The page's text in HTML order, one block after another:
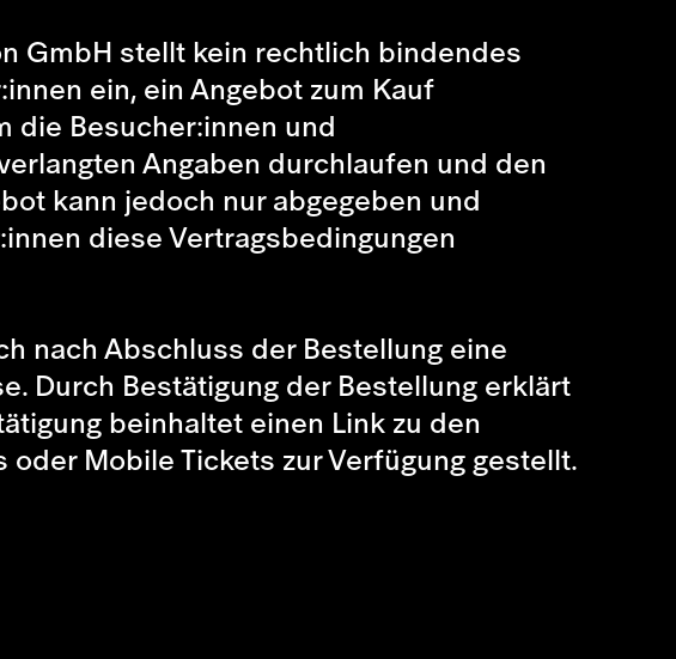
GmbH stellt kein rechtlich bindendes
ein, ein Angebot zum Kauf
die Besucher:innen und
Angaben durchlaufen und den
kann jedoch nur abgegeben und
diese Vertragsbedingungen
nach Abschluss der Bestellung eine
Durch Bestätigung der Bestellung erklärt
beinhaltet einen Link zu den
Mobile Tickets zur Verfügung gestellt.